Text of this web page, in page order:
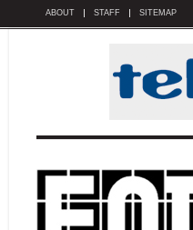
ABOUT STAFF SITEMAP